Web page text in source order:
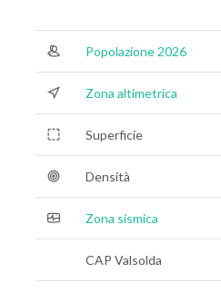
Popolazione 2026
Zona altimetrica
Superficie
Densità
Zona sismica
CAP Valsolda